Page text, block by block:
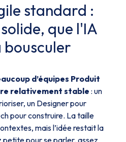
standard :
que l'IA
bousculer
d’équipes Produit
relativement stable : un
un Designer pour
pour construire. La taille
mais l’idée restait la
petite pour se parler, assez